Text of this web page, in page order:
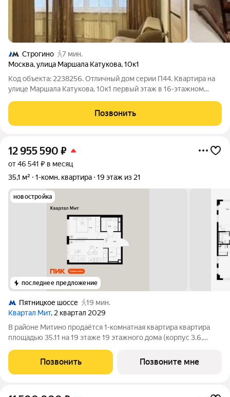
Строгино
7 мин.
Москва,улица Маршала Катукова,10к1
Код объекта: 2238256. Отличный дом серии П44. Квартира на
улице Маршала Катукова, 10к1 первый этаж в 16-этажном
у подъезда. Удобный вход и быстрый доступ к транспорту
делают возвращение
Позвонить
12 955 590 ₽
от 46 541 ₽ в месяц
35,1 м²
1-комн. квартира 19 этаж из 21
новостройка
последнее предложение
Пятницкое шоссе
19 мин.
Квартал Мит, 2 квартал 2029
В районе Митино продаётся 1-комнатная квартира квартира
площадью 35.11 на 19 этаже 19 этажного дома (корпус 3.6,
расположение 20 минут пешком до станции метро
«Пятницкое шоссе». 8 минут на автомобиле
Позвонить Позвоните мне